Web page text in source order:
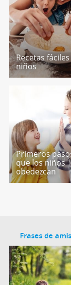
Recetas
niños
Primeros
que los niños
obedezcan
Frases de